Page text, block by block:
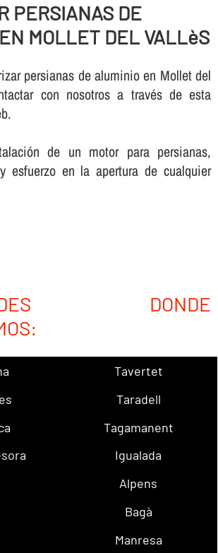
PERSIANAS DE
MOLLET DEL VALLèS
persianas de aluminio en Mollet del
con nosotros a través de esta
de un motor para persianas,
esfuerzo en la apertura de cualquier
DONDE
Tavertet
Taradell
Tagamanent
Igualada
Alpens
Bagà
Manresa